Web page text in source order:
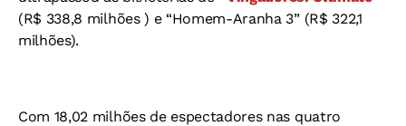
(R$ 338,8 milhões ) e “Homem-Aranha 3” (R$ 322,1
milhões).
Com 18,02 milhões de espectadores nas quatro